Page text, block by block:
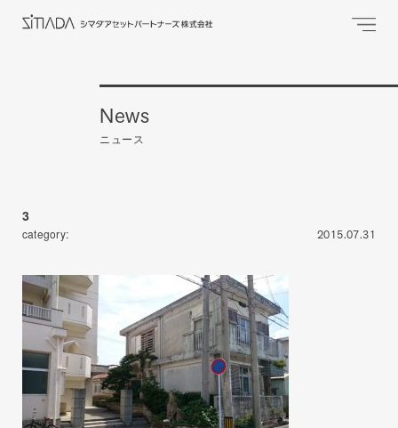
News
ニュース
3
category: 2015.07.31